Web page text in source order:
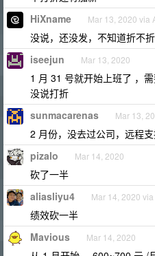
HiXname Mar 13, 2020 via
没说，还没发，不知道折不折
iseejun Mar 13, 2020
1 月 31 号就开始上班了 ，
没说打折
sunmacarenas Mar 13,
2 月份，没去过公司，远程
pizalo Mar 14, 2020
砍了一半
aliasliyu4 Mar 14, 2020
绩效砍一半
Mavious Mar 14, 2020